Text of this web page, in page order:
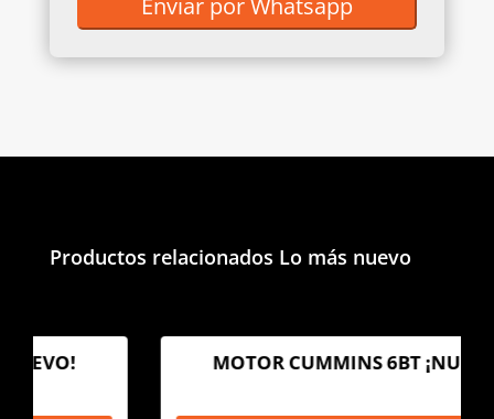
Productos relacionados Lo más nuevo
MOTOR CUMMINS 6BT ¡NUEVO!